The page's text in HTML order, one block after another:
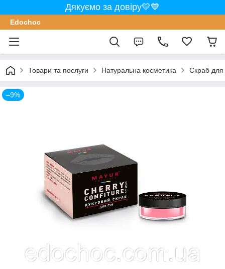
Дякуємо за довіру💛💙
Edochoс
Товари та послуги Натуральна косметика Скраб
–9%